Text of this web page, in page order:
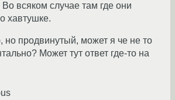
всяком случае там где они
хавтушке.
но продвинутый, может я че не то
Может тут ответ где-то на